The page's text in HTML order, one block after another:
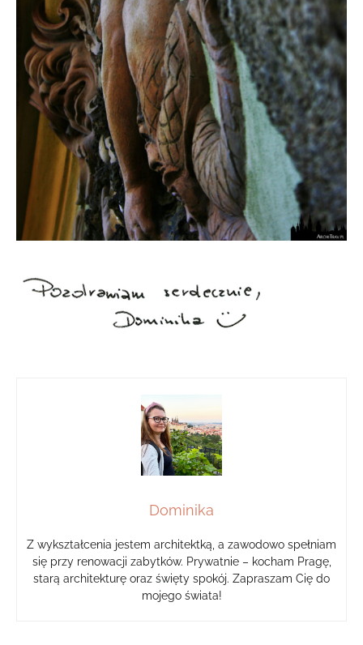
Dominika
Z wykształcenia jestem architektką, a zawodowo spełniam
się przy renowacji zabytków. Prywatnie – kocham Pragę,
starą architekturę oraz święty spokój. Zapraszam Cię do
mojego świata!